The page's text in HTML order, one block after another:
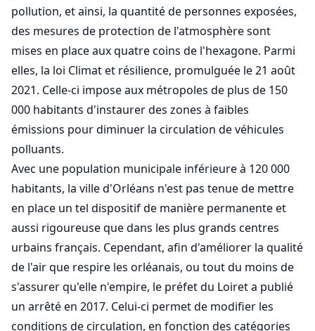
pollution, et ainsi, la quantité de personnes exposées,
des mesures de protection de l'atmosphère sont
mises en place aux quatre coins de l'hexagone. Parmi
elles, la loi Climat et résilience, promulguée le 21 août
2021. Celle-ci impose aux métropoles de plus de 150
000 habitants d'instaurer des zones à faibles
émissions pour diminuer la circulation de véhicules
polluants.
Avec une population municipale inférieure à 120 000
habitants, la ville d'Orléans n'est pas tenue de mettre
en place un tel dispositif de manière permanente et
aussi rigoureuse que dans les plus grands centres
urbains français. Cependant, afin d'améliorer la qualité
de l'air que respire les orléanais, ou tout du moins de
s'assurer qu'elle n'empire, le préfet du Loiret a publié
un arrêté en 2017. Celui-ci permet de modifier les
conditions de circulation, en fonction des catégories